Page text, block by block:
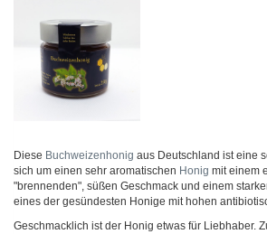
Diese Buchweizenhonig aus Deutschland ist eine
sich um einen sehr aromatischen Honig mit einem
"brennenden", süßen Geschmack und einem
eines der gesündesten Honige mit hohen
Geschmacklich ist der Honig etwas für Liebhaber.